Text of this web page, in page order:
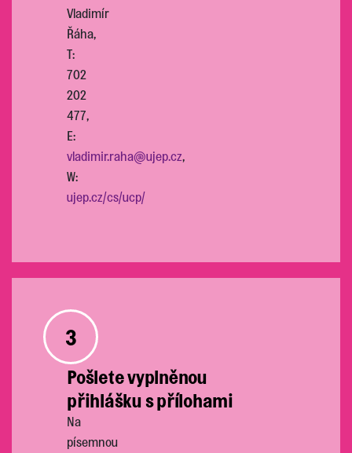
Vladimír
Řáha,
T:
702
202
477,
E:
vladimir.raha@ujep.cz,
W:
ujep.cz/cs/ucp/
3
Pošlete vyplněnou
přihlášku s přílohami
Na
písemnou